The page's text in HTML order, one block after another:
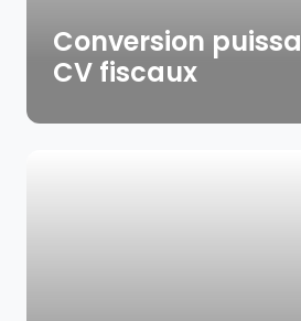
Conversion
CV fiscaux